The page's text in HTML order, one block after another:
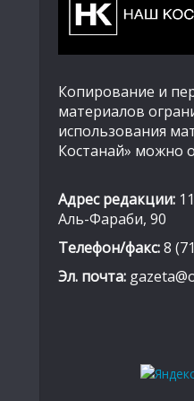
Копирование и
материалов
использования
Костанай» можно
Адрес редакции:
Аль-Фараби, 90
Телефон/факс:8
Эл. почта: